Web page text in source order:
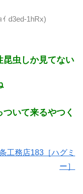
d3ed-1hRx)
昆虫しか見てない
いて来るやつく
工務店183［ハグミ
ー］